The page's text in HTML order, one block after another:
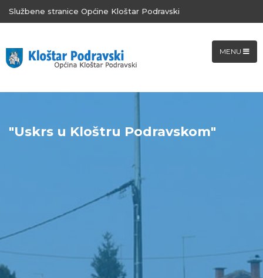
Službene stranice Općine Kloštar Podravski
MENU
"Uskrs u Kloštru Podravskom"